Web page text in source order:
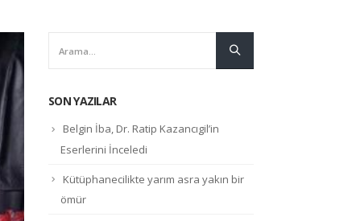
SON YAZILAR
Belgin İba, Dr. Ratip Kazancıgil’in
Eserlerini İnceledi
Kütüphanecilikte yarım asra yakın bir
ömür